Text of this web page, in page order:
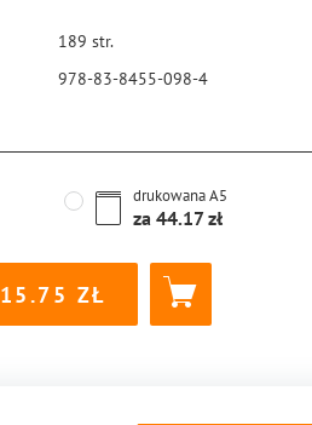
189 str.
978-83-8455-098-4
drukowanaA5
za 44.17
15.75